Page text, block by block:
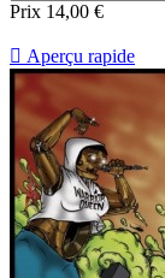
Prix 14,00 €
 Aperçu rapide